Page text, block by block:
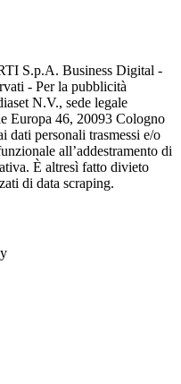
S.p.A. Business Digital -
- Per la pubblicità
N.V., sede legale
Europa 46, 20093 Cologno
dati personali trasmessi e/o
all’addestramento di
È altresì fatto divieto
di data scraping.